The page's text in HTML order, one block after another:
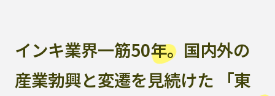
インキ業界一筋50年。国内外の
産業勃興と変遷を見続けた 「東